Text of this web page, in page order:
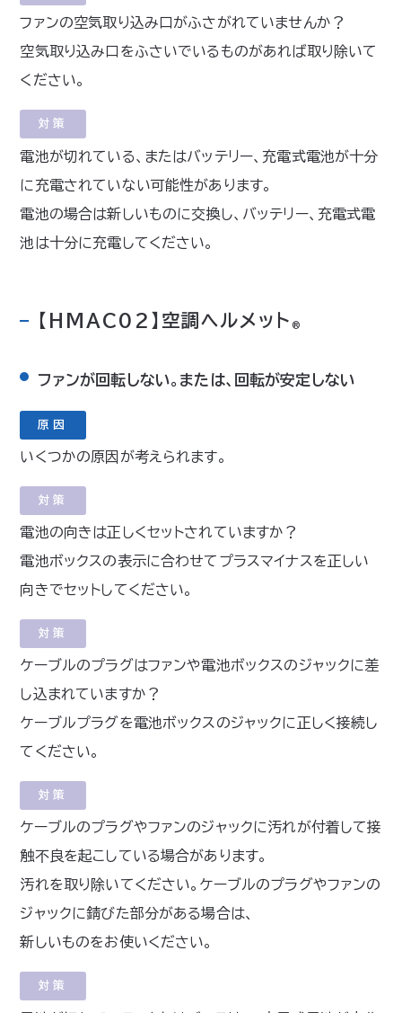
ファンの空気取り込み口がふさがれていませんか？
空気取り込み口をふさいでいるものがあれば取り除いて
ください。
対策
電池が切れている、またはバッテリー、充電式電池が十分
に充電されていない可能性があります。
電池の場合は新しいものに交換し、バッテリー、充電式電
池は十分に充電してください。
【HMAC02】空調ヘルメット ®
ファンが回転しない。または、回転が安定しない
原因
いくつかの原因が考えられます。
対策
電池の向きは正しくセットされていますか？
電池ボックスの表示に合わせてプラスマイナスを正しい
向きでセットしてください。
対策
ケーブルのプラグはファンや電池ボックスのジャックに差
し込まれていますか？
ケーブルプラグを電池ボックスのジャックに正しく接続し
てください。
対策
ケーブルのプラグやファンのジャックに汚れが付着して接
触不良を起こしている場合があります。
汚れを取り除いてください。ケーブルのプラグやファンの
ジャックに錆びた部分がある場合は、
新しいものをお使いください。
対策